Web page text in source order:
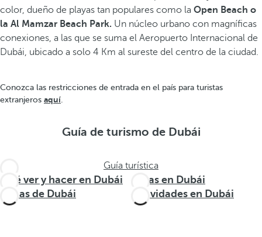
color, dueño de playas tan populares como la Open Beach o
la Al Mamzar Beach Park. Un núcleo urbano con magníficas
conexiones, a las que se suma el Aeropuerto Internacional de
Dubái, ubicado a solo 4 Km al sureste del centro de la ciudad.
Conozca las restricciones de entrada en el país para turistas
extranjeros aquí.
Guía de turismo de Dubái
Guía turística
Qué ver y hacer en Dubái
Rutas en Dubái
Zonas de Dubái
Actividades en Dubái